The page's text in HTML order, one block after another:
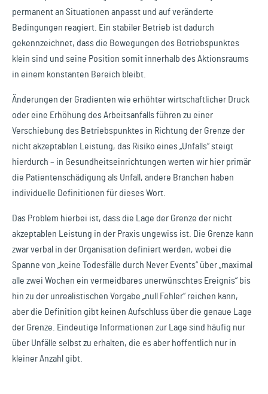
permanent an Situationen anpasst und auf veränderte
Bedingungen reagiert. Ein stabiler Betrieb ist dadurch
gekennzeichnet, dass die Bewegungen des Betriebspunktes
klein sind und seine Position somit innerhalb des Aktionsraums
in einem konstanten Bereich bleibt.
Änderungen der Gradienten wie erhöhter wirtschaftlicher Druck
oder eine Erhöhung des Arbeitsanfalls führen zu einer
Verschiebung des Betriebspunktes in Richtung der Grenze der
nicht akzeptablen Leistung, das Risiko eines „Unfalls“ steigt
hierdurch – in Gesundheitseinrichtungen werten wir hier primär
die Patientenschädigung als Unfall, andere Branchen haben
individuelle Definitionen für dieses Wort.
Das Problem hierbei ist, dass die Lage der Grenze der nicht
akzeptablen Leistung in der Praxis ungewiss ist. Die Grenze kann
zwar verbal in der Organisation definiert werden, wobei die
Spanne von „keine Todesfälle durch Never Events“ über „maximal
alle zwei Wochen ein vermeidbares unerwünschtes Ereignis“ bis
hin zu der unrealistischen Vorgabe „null Fehler“ reichen kann,
aber die Definition gibt keinen Aufschluss über die genaue Lage
der Grenze. Eindeutige Informationen zur Lage sind häufig nur
über Unfälle selbst zu erhalten, die es aber hoffentlich nur in
kleiner Anzahl gibt.